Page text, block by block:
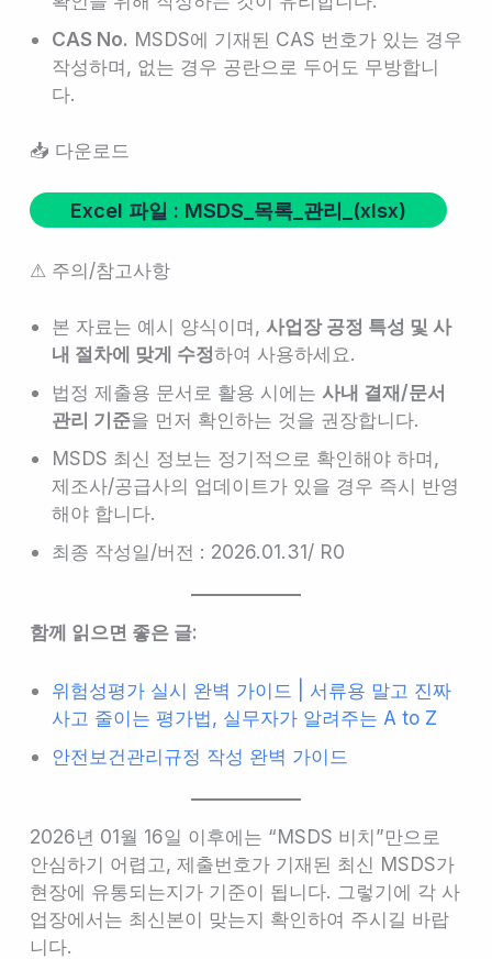
CAS No. MSDS에 기재된 CAS 번호가 있는 경우
작성하며, 없는 경우 공란으로 두어도 무방합니
다.
📥 다운로드
Excel 파일 : MSDS_목록_관리_(xlsx)
⚠ 주의/참고사항
본 자료는 예시 양식이며, 사업장 공정 특성 및 사
내 절차에 맞게 수정하여 사용하세요.
법정 제출용 문서로 활용 시에는 사내 결재/문서
관리 기준을 먼저 확인하는 것을 권장합니다.
MSDS 최신 정보는 정기적으로 확인해야 하며,
제조사/공급사의 업데이트가 있을 경우 즉시 반영
해야 합니다.
최종 작성일/버전 : 2026.01.31/ R0
함께 읽으면 좋은 글:
위험성평가 실시 완벽 가이드 | 서류용 말고 진짜
사고 줄이는 평가법, 실무자가 알려주는 A to Z
안전보건관리규정 작성 완벽 가이드
2026년 01월 16일 이후에는 “MSDS 비치”만으로
안심하기 어렵고, 제출번호가 기재된 최신 MSDS가
현장에 유통되는지가 기준이 됩니다. 그렇기에 각 사
업장에서는 최신본이 맞는지 확인하여 주시길 바랍
니다.